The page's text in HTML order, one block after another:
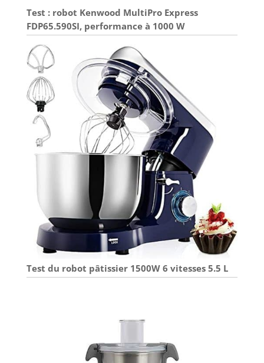
Test : robot Kenwood MultiPro Express
FDP65.590SI, performance à 1000 W
Test du robot pâtissier 1500W 6 vitesses 5.5 L